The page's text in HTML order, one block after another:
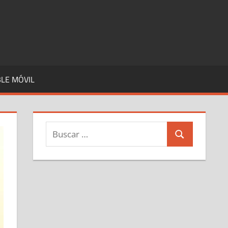
MÓVIL
Buscar:
Buscar